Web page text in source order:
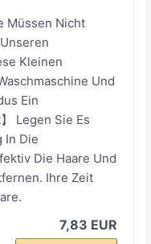
Müssen Nicht
Kleinen
Und
Ein
Legen Sie Es
In Die
Die Haare Und
Ihre Zeit
7,83 EUR